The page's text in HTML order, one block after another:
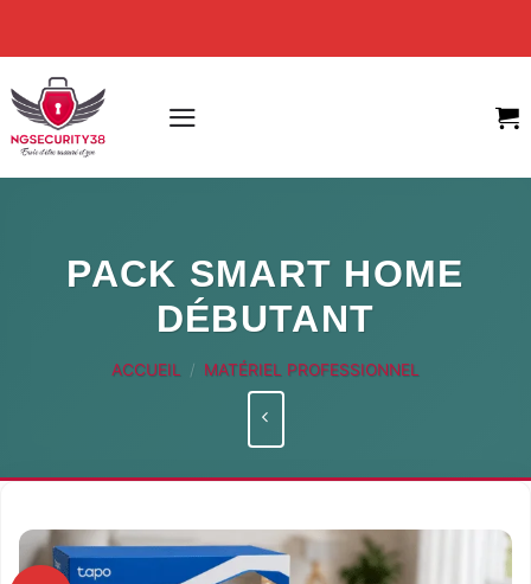
content
PACK SMART HOME
DÉBUTANT
ACCUEIL / MATÉRIEL PROFESSIONNEL